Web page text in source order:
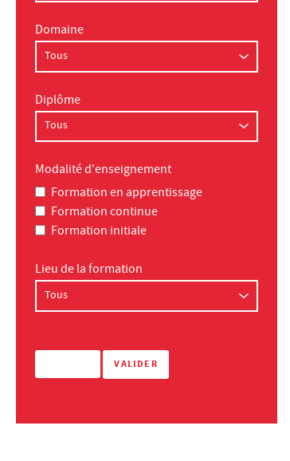
Domaine
Diplôme
Modalité d'enseignement
Formation en apprentissage
Formation continue
Formation initiale
Lieu de la formation